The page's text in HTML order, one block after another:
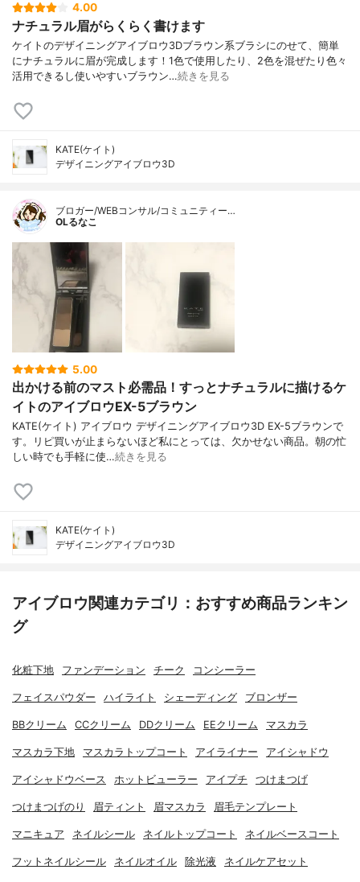
4.00
ナチュラル眉がらくらく書けます
ケイトのデザイニングアイブロウ3Dブラウン系ブラシにのせて、簡単
にナチュラルに眉が完成します！1色で使用したり、2色を混ぜたり色々
活用できるし使いやすいブラウン…続きを見る
KATE(ケイト)
デザイニングアイブロウ3D
ブロガー/WEBコンサル/コミュニティー…
OLるなこ
5.00
出かける前のマスト必需品！すっとナチュラルに描けるケ
イトのアイブロウEX-5ブラウン
KATE(ケイト) アイブロウ デザイニングアイブロウ3D EX-5ブラウンで
す。リピ買いが止まらないほど私にとっては、欠かせない商品。朝の忙
しい時でも手軽に使…続きを見る
KATE(ケイト)
デザイニングアイブロウ3D
アイブロウ関連カテゴリ：おすすめ商品ランキン
グ
化粧下地 ファンデーション チーク コンシーラー
フェイスパウダー ハイライト シェーディング ブロンザー
BBクリーム CCクリーム DDクリーム EEクリーム マスカラ
マスカラ下地 マスカラトップコート アイライナー アイシャドウ
アイシャドウベース ホットビューラー アイプチ つけまつげ
つけまつげのり 眉ティント 眉マスカラ 眉毛テンプレート
マニキュア ネイルシール ネイルトップコート ネイルベースコート
フットネイルシール ネイルオイル 除光液 ネイルケアセット